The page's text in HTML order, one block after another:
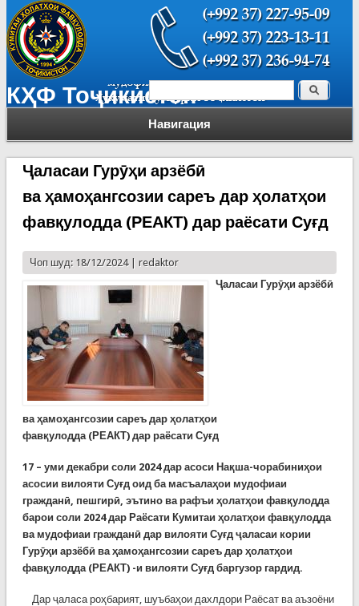
КҲФ Тоҷикистон
Навигация
Форма поиска Поиск
Ҷаласаи Гурӯҳи арзёбӣ
ва ҳамоҳангсозии сареъ дар ҳолатҳои
фавқулодда (РЕАКТ) дар раёсати Суғд
Чоп шуд: 18/12/2024 | redaktor
Ҷаласаи Гурӯҳи арзёбӣ
ва ҳамоҳангсозии сареъ дар ҳолатҳои
фавқулодда (РЕАКТ) дар раёсати Суғд
17 – уми декабри соли 2024 дар асоси Нақша-чорабиниҳои
асосии вилояти Суғд оид ба масъалаҳои мудофиаи
гражданӣ, пешгирӣ, эътино ва рафъи ҳолатҳои фавқулодда
барои соли 2024 дар Раёсати Кумитаи ҳолатҳои фавқулодда
ва мудофиаи гражданӣ дар вилояти Суғд ҷаласаи кории
Гурӯҳи арзёбӣ ва ҳамоҳангсозии сареъ дар ҳолатҳои
фавқулодда (РЕАКТ) -и вилояти Суғд баргузор гардид.
Дар ҷаласа роҳбарият, шуъбаҳои дахлдори Раёсат ва аъзоёни